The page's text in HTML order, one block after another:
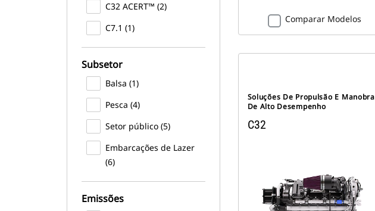
C32 ACERT™ (2)
C7.1 (1)
Subsetor
Balsa (1)
Pesca (4)
Setor público (5)
Embarcações de Lazer
(6)
Emissões
Comparar Modelos
Soluções De Propulsão E Manobra
De Alto Desempenho
C32